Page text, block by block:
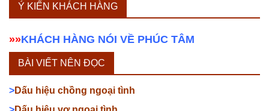
Ý KIẾN KHÁCH HÀNG
»»KHÁCH HÀNG NÓI VỀ PHÚC TÂM
BÀI VIẾT NÊN ĐỌC
>Dấu hiệu chồng ngoại tình